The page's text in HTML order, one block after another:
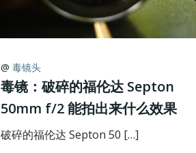
@ 毒镜头
毒镜：破碎的福伦达 Septon
50mm f/2 能拍出来什么效果
破碎的福伦达 Septon 50 […]